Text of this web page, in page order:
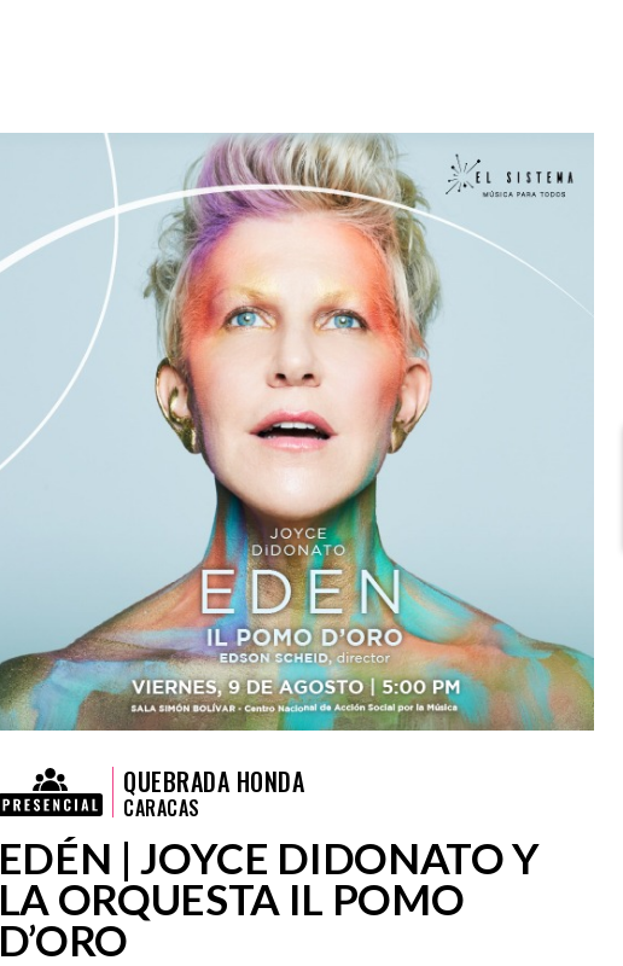
QUEBRADA HONDA
CARACAS
EDÉN | JOYCE DIDONATO Y
LA ORQUESTA IL POMO
D’ORO